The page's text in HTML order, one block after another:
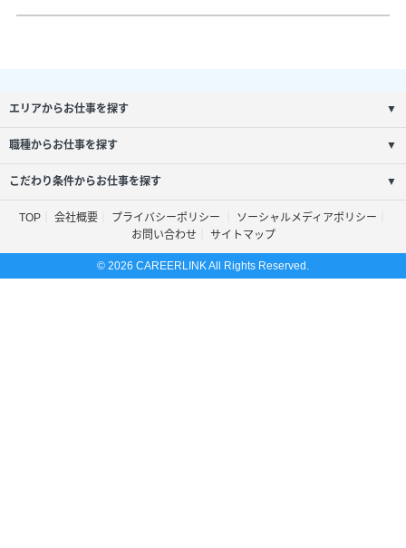
エリアからお仕事を探す ▼
職種からお仕事を探す ▼
こだわり条件からお仕事を探す ▼
TOP 会社概要 プライバシーポリシー
ソーシャルメディアポリシー
お問い合わせ
サイトマップ
© 2026 CAREERLINK All Rights Reserved.